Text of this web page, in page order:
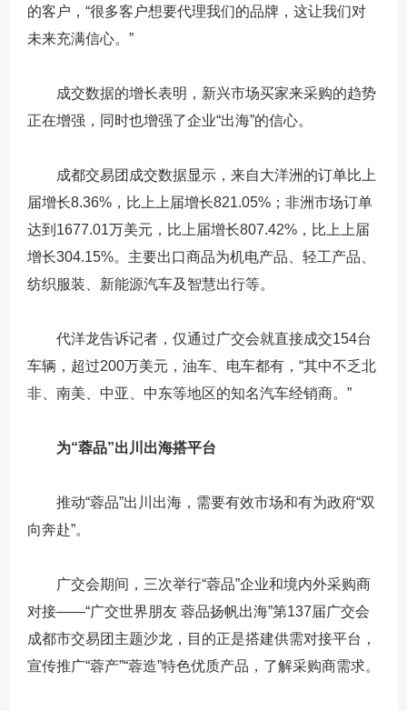
的客户，“很多客户想要代理我们的品牌，这让我们对
未来充满信心。”
成交数据的增长表明，新兴市场买家来采购的趋势
正在增强，同时也增强了企业“出海”的信心。
成都交易团成交数据显示，来自大洋洲的订单比上
届增长8.36%，比上上届增长821.05%；非洲市场订单
达到1677.01万美元，比上届增长807.42%，比上上届
增长304.15%。主要出口商品为机电产品、轻工产品、
纺织服装、新能源汽车及智慧出行等。
代洋龙告诉记者，仅通过广交会就直接成交154台
车辆，超过200万美元，油车、电车都有，“其中不乏北
非、南美、中亚、中东等地区的知名汽车经销商。”
为“蓉品”出川出海搭平台
推动“蓉品”出川出海，需要有效市场和有为政府“双
向奔赴”。
广交会期间，三次举行“蓉品”企业和境内外采购商
对接——“广交世界朋友 蓉品扬帆出海”第137届广交会
成都市交易团主题沙龙，目的正是搭建供需对接平台，
宣传推广“蓉产”“蓉造”特色优质产品，了解采购商需求。